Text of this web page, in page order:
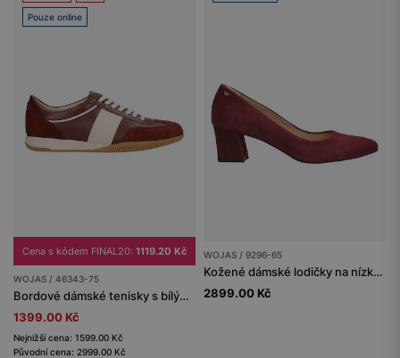
Pouze online
Cena s kódem FINAL20: 1119.20 Kč
WOJAS / 46343-75
Bordové dámské tenisky s bílými vložkami
1399.00 Kč
Nejnižší cena: 1599.00 Kč
Původní cena: 2999.00 Kč
WOJAS / 9296-65
Kožené dámské lodičky na nízkém podpatku v odstínu bordó
2899.00 Kč